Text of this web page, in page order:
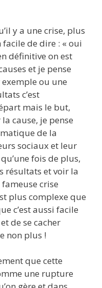
y a une crise, plus
de dire : « oui
définitive on est
et je pense
ou une
c’est
mais le but,
cause, je pense
de la
sociaux et leur
fois de plus,
résultats et voir la
fameuse crise
plus complexe que
c’est aussi facile
de se cacher
non plus !
que cette
une rupture